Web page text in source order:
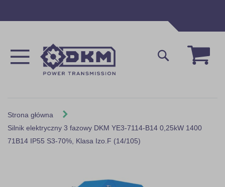
Mój
Szukaj
Strona główna
Silnik elektryczny 3 fazowy DKM YE3-7114-B14 0,25kW 1400
71B14 IP55 S3-70%, Klasa Izo.F (14/105)